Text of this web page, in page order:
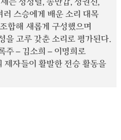
러 스승에게 배운 소리 대목
합해 새롭게 구성했으며
을 고루 갖춘 소리로 평가된다.
주 – 김소희 – 이명희로
제자들이 활발한 전승 활동을